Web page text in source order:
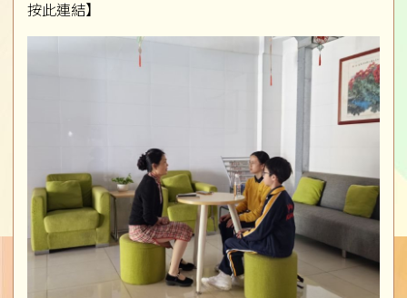
按此連結】